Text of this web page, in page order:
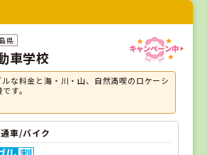
県
車学校
ルな料金と海・川・山、自然満喫のロケーシ
す。
車/バイク